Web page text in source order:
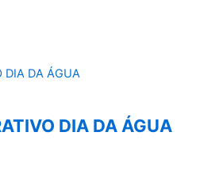
DIA DA ÁGUA